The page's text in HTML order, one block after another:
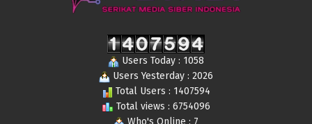
Users Today : 1058
Users Yesterday : 2026
Total Users : 1407594
Total views : 6754096